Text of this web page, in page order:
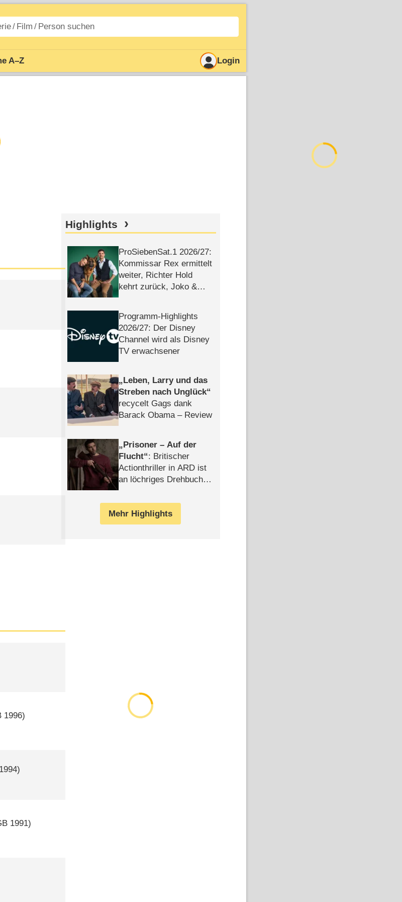
A–Z Login
1996)
1994)
1991)
Highlights
ProSiebenSat.1 2026/​27:
Kommissar Rex ermittelt
weiter, Richter Hold
kehrt zurück, Joko &
Programm-Highlights
2026/​27: Der Disney
Channel wird als Disney
TV erwachsener
Leben, Larry und das
Streben nach Unglück
recycelt Gags dank
Barack Obama – Review
Prisoner – Auf der
Flucht : Britischer
Actionthriller in ARD ist
an löchriges Drehbuch
Mehr Highlights